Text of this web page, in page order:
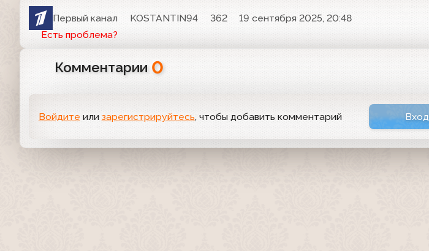
Первый канал KOSTANTIN94 362
19 сентября 2025, 20:48
Есть проблема?
Комментарии 0
Войдите или зарегистрируйтесь, чтобы добавить комментарий